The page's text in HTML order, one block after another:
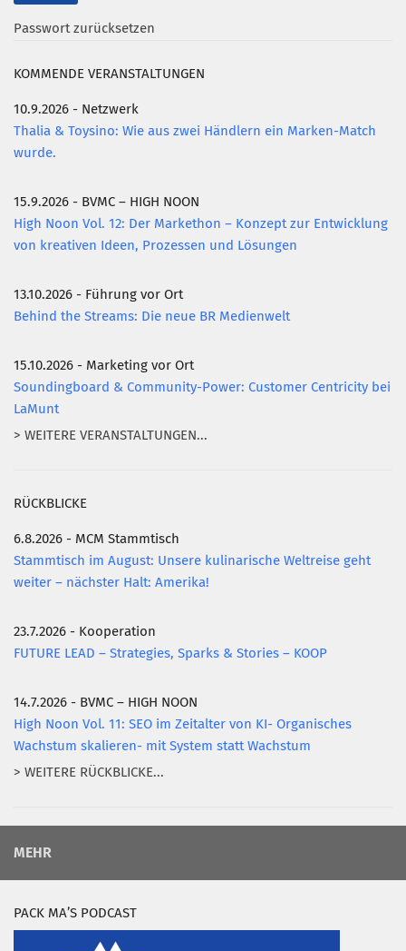
Mitglied werden
KONTAKT
Passwort zurücksetzen
KOMMENDE VERANSTALTUNGEN
10.9.2026 - Netzwerk
Thalia & Toysino: Wie aus zwei Händlern ein Marken-Match
wurde.
15.9.2026 - BVMC – HIGH NOON
High Noon Vol. 12: Der Markethon – Konzept zur Entwicklung
von kreativen Ideen, Prozessen und Lösungen
13.10.2026 - Führung vor Ort
Behind the Streams: Die neue BR Medienwelt
15.10.2026 - Marketing vor Ort
Soundingboard & Community-Power: Customer Centricity bei
LaMunt
> WEITERE VERANSTALTUNGEN...
RÜCKBLICKE
6.8.2026 - MCM Stammtisch
Stammtisch im August: Unsere kulinarische Weltreise geht
weiter – nächster Halt: Amerika!
23.7.2026 - Kooperation
FUTURE LEAD – Strategies, Sparks & Stories – KOOP
14.7.2026 - BVMC – HIGH NOON
High Noon Vol. 11: SEO im Zeitalter von KI- Organisches
Wachstum skalieren- mit System statt Wachstum
> WEITERE RÜCKBLICKE...
MEHR
PACK MA’S PODCAST